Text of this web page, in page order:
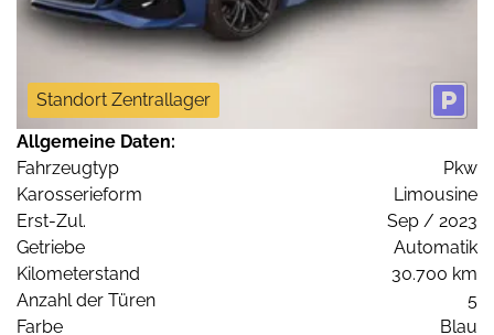
Standort Zentrallager
Allgemeine Daten:
Fahrzeugtyp
Pkw
Karosserieform
Limousine
Erst-Zul.
Sep / 2023
Getriebe
Automatik
Kilometerstand
30.700 km
Anzahl der Türen
5
Farbe
Blau